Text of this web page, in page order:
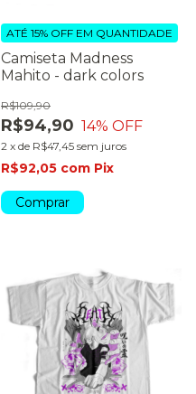
Camiseta Madness
Mahito - dark colors
R$94,90
R$109,90
14% OFF
2 x de R$47,45 sem juros
ATÉ 15% OFF EM QUANTIDADE
R$92,05 com Pix
Comprar